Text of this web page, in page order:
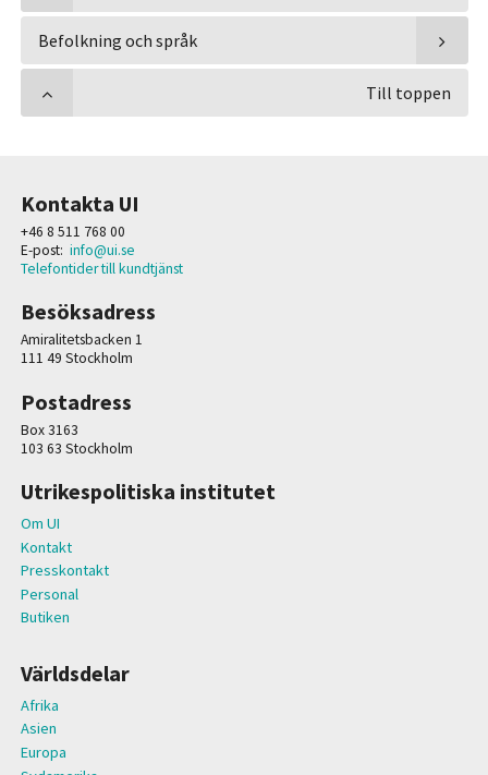
Befolkning och språk
Till toppen
Kontakta UI
+46 8 511 768 00
E-post: info@ui.se
Telefontider till kundtjänst
Besöksadress
Amiralitetsbacken 1
111 49 Stockholm
Postadress
Box 3163
103 63 Stockholm
Utrikespolitiska institutet
Om UI
Kontakt
Presskontakt
Personal
Butiken
Världsdelar
Afrika
Asien
Europa